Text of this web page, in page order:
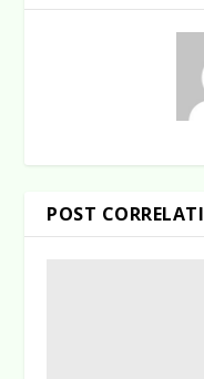
POST CORRELATI